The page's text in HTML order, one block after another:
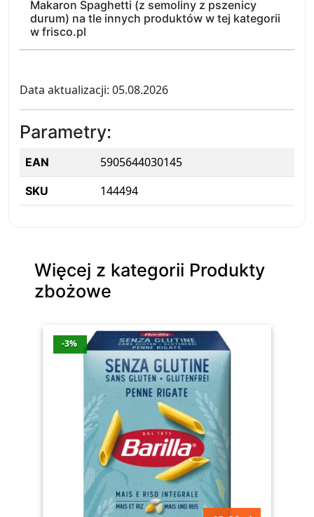
Makaron Spaghetti (z semoliny z pszenicy
durum) na tle innych produktów w tej kategorii
w frisco.pl
Data aktualizacji: 05.08.2026
Parametry:
EAN 5905644030145
SKU 144494
Więcej z kategorii Produkty
zbożowe
-3%